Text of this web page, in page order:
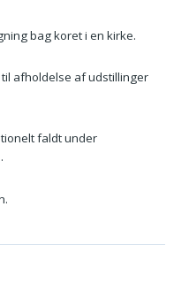
bag koret i en kirke.
afholdelse af udstillinger
faldt under